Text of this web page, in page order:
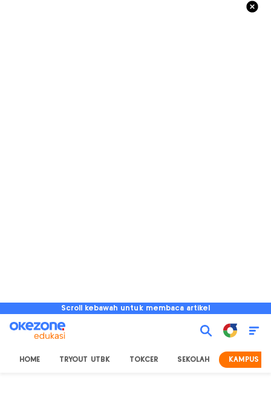
Scroll kebawah untuk membaca artikel
HOME TRYOUT UTBK TOKCER SEKOLAH KAMPUS